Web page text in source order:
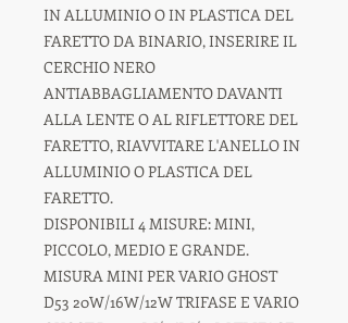
IN ALLUMINIO O IN PLASTICA DEL
FARETTO DA BINARIO, INSERIRE IL
CERCHIO NERO
ANTIABBAGLIAMENTO DAVANTI
ALLA LENTE O AL RIFLETTORE DEL
FARETTO, RIAVVITARE L'ANELLO IN
ALLUMINIO O PLASTICA DEL
FARETTO.
DISPONIBILI 4 MISURE: MINI,
PICCOLO, MEDIO E GRANDE.
MISURA MINI PER VARIO GHOST
D53 20W/16W/12W TRIFASE E VARIO